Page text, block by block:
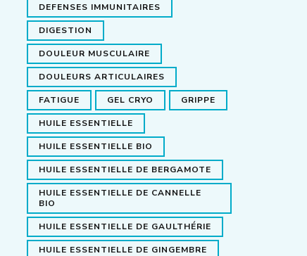
DEFENSES IMMUNITAIRES
DIGESTION
DOULEUR MUSCULAIRE
DOULEURS ARTICULAIRES
FATIGUE GEL CRYO GRIPPE
HUILE ESSENTIELLE
HUILE ESSENTIELLE BIO
HUILE ESSENTIELLE DE BERGAMOTE
HUILE ESSENTIELLE DE CANNELLE
BIO
HUILE ESSENTIELLE DE GAULTHÉRIE
HUILE ESSENTIELLE DE GINGEMBRE